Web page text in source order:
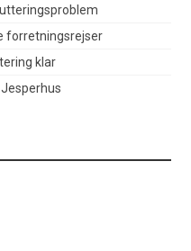
forretningsrejser
klar